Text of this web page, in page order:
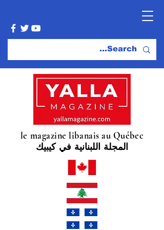
le magazine libanais au Québec
المجلة اللبنانية في كيبيك